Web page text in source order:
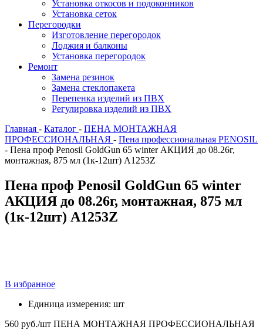
Установка откосов и подоконников
Установка сеток
Перегородки
Изготовление перегородок
Лоджия и балконы
Установка перегородок
Ремонт
Замена резинок
Замена стеклопакета
Перепенка изделий из ПВХ
Регулировка изделий из ПВХ
Главная - Каталог - ПЕНА МОНТАЖНАЯ
ПРОФЕССИОНАЛЬНАЯ - Пена профессиональная PENOSIL
- Пена проф Penosil GoldGun 65 winter АКЦИЯ до 08.26г,
монтажная, 875 мл (1к-12шт) A1253Z
Пена проф Penosil GoldGun 65 winter
АКЦИЯ до 08.26г, монтажная, 875 мл
(1к-12шт) A1253Z
В избранное
Единица измерения: шт
560 руб./шт ПЕНА МОНТАЖНАЯ ПРОФЕССИОНАЛЬНАЯ